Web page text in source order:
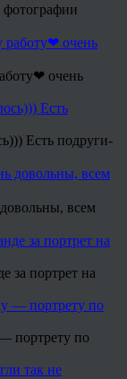
фотографии
очень
Есть подруги-
всем
за портрет на
портрету по